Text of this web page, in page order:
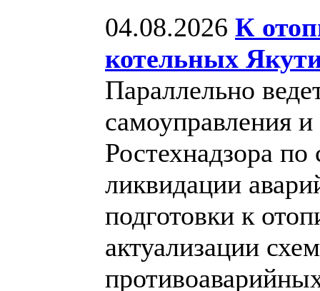
04.08.2026 К
котельных
Параллельно
самоуправления
Ростехнадзора
ликвидации
подготовки к
актуализации